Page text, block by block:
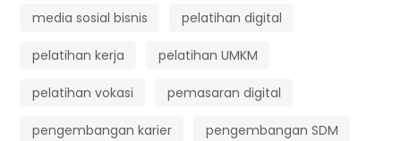
media sosial bisnis pelatihan digital
pelatihan kerja pelatihan UMKM
pelatihan vokasi pemasaran digital
pengembangan karier pengembangan SDM